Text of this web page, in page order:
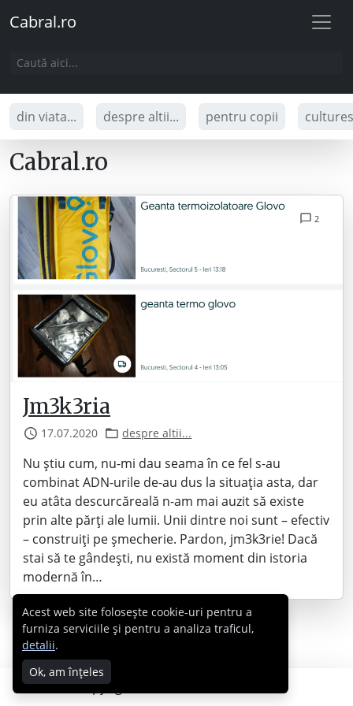
Cabral.ro
din viata... despre altii... pentru copii
Cabral.ro
2
Jm3k3ria
17.07.2020 despre altii...
Nu știu cum, nu-mi dau seama în ce fel s-au
combinat ADN-urile de-au dus la situația asta, dar
eu atâta descurcăreală n-am mai auzit să existe
prin alte părți ale lumii. Unii dintre noi sunt – efectiv
– construiți pe șmecherie. Pardon, jm3k3rie! Dacă
stai să te gândești, nu există moment din istoria
modernă în…
Copyright © 2007 - 2026 Cabral.ro
Acest web site folosește cookie-uri pentru a
furniza serviciile și pentru a analiza traficul,
detalii.
Ok, am înțeles